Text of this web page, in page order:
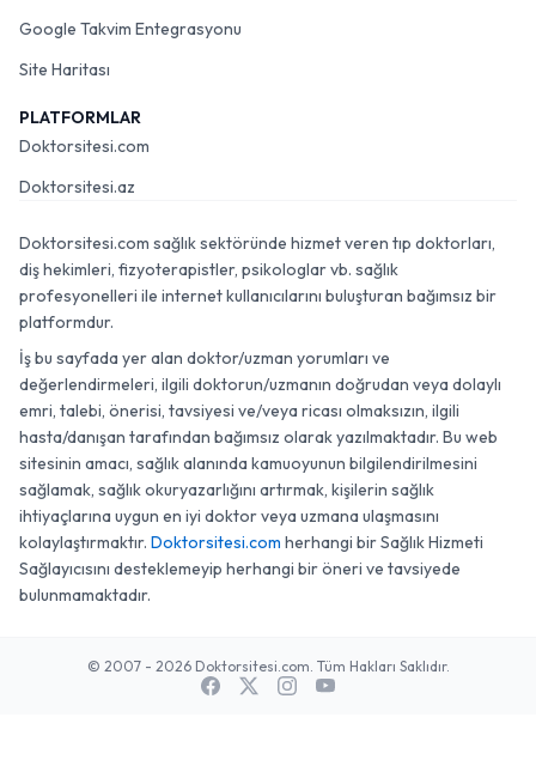
Google Takvim Entegrasyonu
Site Haritası
PLATFORMLAR
Doktorsitesi.com
Doktorsitesi.az
Doktorsitesi.com sağlık sektöründe hizmet veren tıp doktorları,
diş hekimleri, fizyoterapistler, psikologlar vb. sağlık
profesyonelleri ile internet kullanıcılarını buluşturan bağımsız bir
platformdur.
İş bu sayfada yer alan doktor/uzman yorumları ve
değerlendirmeleri, ilgili doktorun/uzmanın doğrudan veya dolaylı
emri, talebi, önerisi, tavsiyesi ve/veya ricası olmaksızın, ilgili
hasta/danışan tarafından bağımsız olarak yazılmaktadır. Bu web
sitesinin amacı, sağlık alanında kamuoyunun bilgilendirilmesini
sağlamak, sağlık okuryazarlığını artırmak, kişilerin sağlık
ihtiyaçlarına uygun en iyi doktor veya uzmana ulaşmasını
kolaylaştırmaktır. Doktorsitesi.com herhangi bir Sağlık Hizmeti
Sağlayıcısını desteklemeyip herhangi bir öneri ve tavsiyede
bulunmamaktadır.
© 2007 - 2026 Doktorsitesi.com. Tüm Hakları Saklıdır.